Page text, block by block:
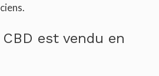
est vendu en